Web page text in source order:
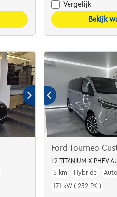
Vergelijk
Bekijk
Ford Tourneo
L2 TITANIUM X PHEV
5 km
Hybride
171 kW ( 232 PK )